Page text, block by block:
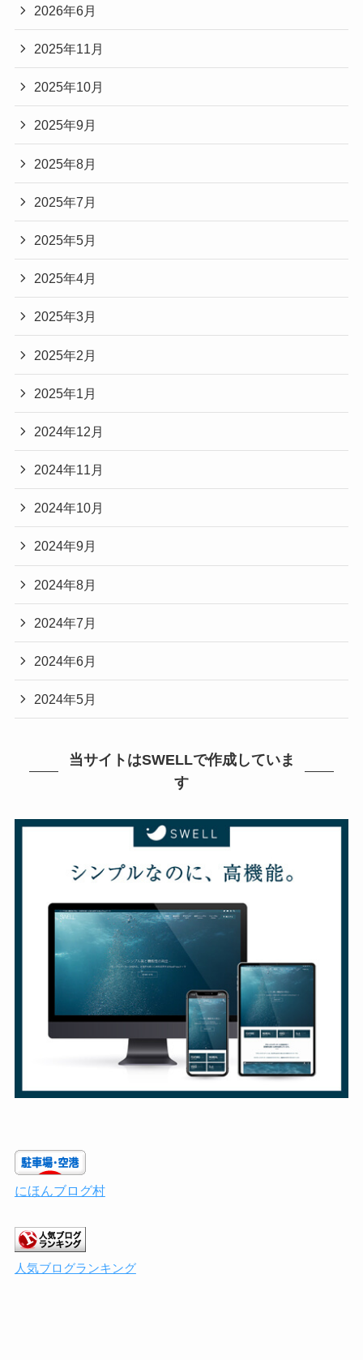
2026年6月
2025年11月
2025年10月
2025年9月
2025年8月
2025年7月
2025年5月
2025年4月
2025年3月
2025年2月
2025年1月
2024年12月
2024年11月
2024年10月
2024年9月
2024年8月
2024年7月
2024年6月
2024年5月
当サイトはSWELLで作成していま
す
にほんブログ村
人気ブログランキング